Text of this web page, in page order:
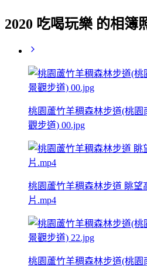
2020 吃喝玩樂 的相簿
桃園蘆竹羊稠森林步道(桃園
觀步道) 00.jpg
桃園蘆竹羊稠森林步道 眺望
片.mp4
桃園蘆竹羊稠森林步道(桃園